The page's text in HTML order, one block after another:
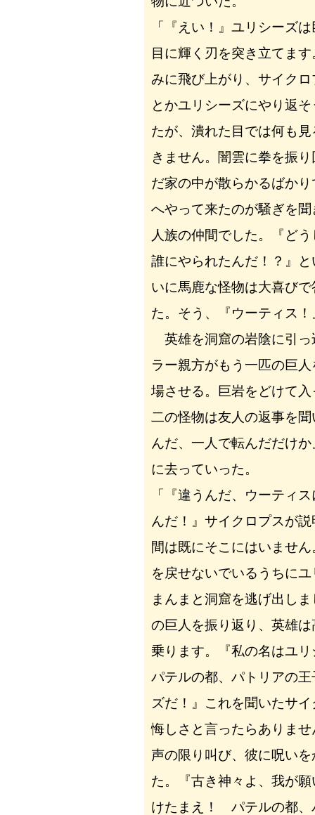
「『えい！』ユリシーズ
目に輝く刃を突き立てま
みに飛び上がり、サイク
とかユリシーズにやり返
たが、潰れた目では何も
きません。闇雲に拳を振
だ家の中が散らかるばか
へやって来たのが騒ぎを
人族の仲間でした。『ど
誰にやられたんだ！？』
いに馬鹿な怪物は大喜び
た。そう、『ウーティス！
英雄を洞窟の岩陰に引っ
ラー親方がもう一匹の巨
場させる。巨岩をどけて
二の怪物は友人の返事を
んだ、一人で転んだだけ
に去っていった。
「『違うんだ、ウーティ
んだ！』サイクロプスが
間は既にそこにはいませ
を戻せないでいるうちに
まんまと洞窟を逃げ出し
の巨人を振り返り、英雄
乗ります。『私の名はユ
パテルの都、パトリアの
ズだ！』これを聞いたサ
悔しさと言ったらありま
声の限り叫び、彼に呪い
た。『古き神々よ、我が
けたまえ！ パテルの都、